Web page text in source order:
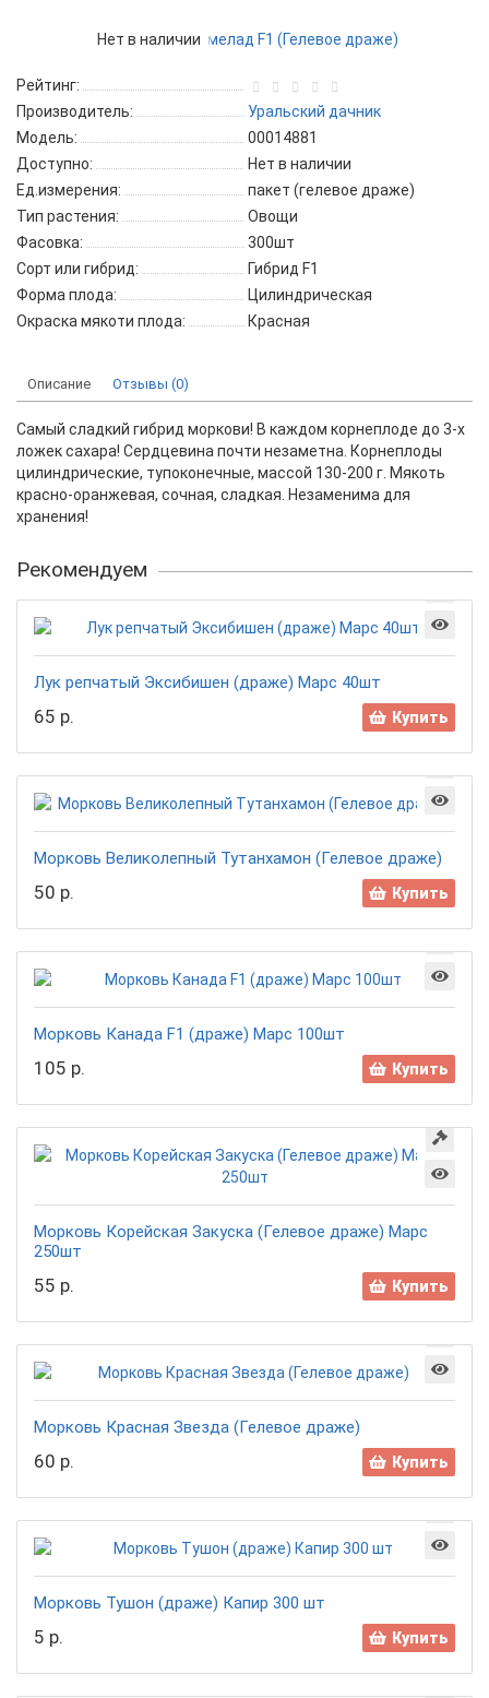
Нет в наличии
Рейтинг:
Производитель:
Уральский дачник
Модель:
00014881
Доступно:
Нет в наличии
Ед.измерения:
пакет (гелевое драже)
Тип растения:
Овощи
Фасовка:
300шт
Сорт или гибрид:
Гибрид F1
Форма плода:
Цилиндрическая
Окраска мякоти плода:
Красная
Описание Отзывы (0)
Самый сладкий гибрид моркови! В каждом корнеплоде до 3-х
ложек сахара! Сердцевина почти незаметна. Корнеплоды
цилиндрические, тупоконечные, массой 130-200 г. Мякоть
красно-оранжевая, сочная, сладкая. Незаменима для
хранения!
Рекомендуем
Лук репчатый Эксибишен (драже) Марс 40шт
65 р. Купить
Морковь Великолепный Тутанхамон (Гелевое драже)
50 р. Купить
Морковь Канада F1 (драже) Марс 100шт
105 р. Купить
Морковь Корейская Закуска (Гелевое драже) Марс
250шт
55 р. Купить
Морковь Красная Звезда (Гелевое драже)
60 р. Купить
Морковь Тушон (драже) Капир 300 шт
5 р. Купить